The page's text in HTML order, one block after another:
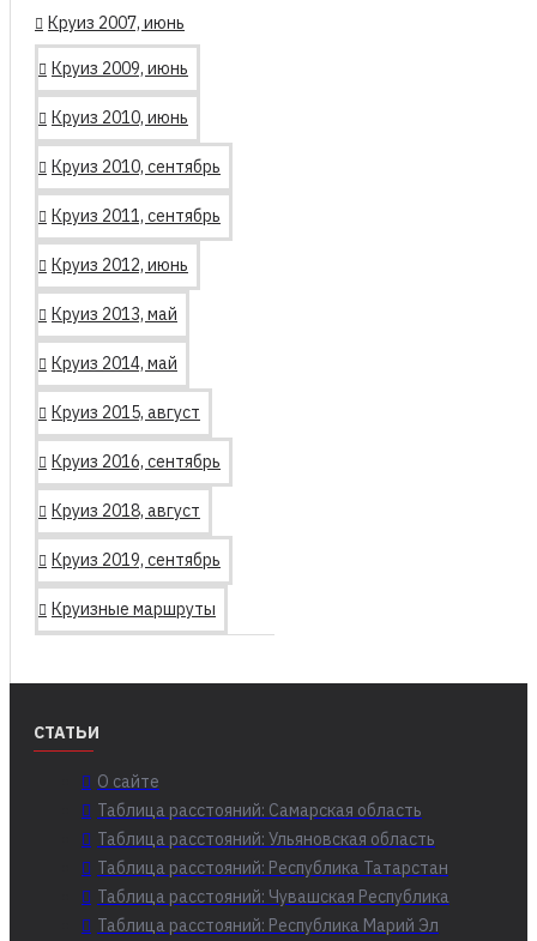
Круиз 2007, июнь
Круиз 2009, июнь
Круиз 2010, июнь
Круиз 2010, сентябрь
Круиз 2011, сентябрь
Круиз 2012, июнь
Круиз 2013, май
Круиз 2014, май
Круиз 2015, август
Круиз 2016, сентябрь
Круиз 2018, август
Круиз 2019, сентябрь
Круизные маршруты
СТАТЬИ
О сайте
Таблица расстояний: Самарская область
Таблица расстояний: Ульяновская область
Таблица расстояний: Республика Татарстан
Таблица расстояний: Чувашская Республика
Таблица расстояний: Республика Марий Эл